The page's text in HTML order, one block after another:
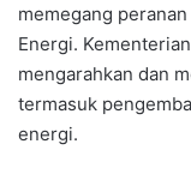
memegang
Energi.
mengarahkan dan
termasuk
energi.